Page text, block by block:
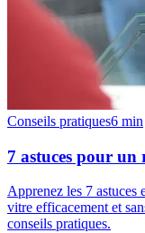
Conseils pratiques6 min
7 astuces pour un
Apprenez les 7 astuces
vitre efficacement et
conseils pratiques.